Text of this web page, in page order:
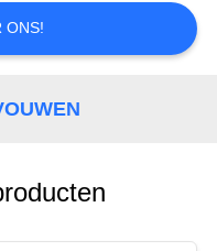
ONS!